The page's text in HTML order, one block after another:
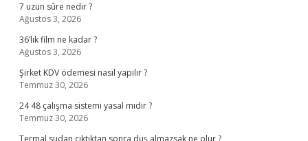
7 uzun sûre nedir ?
Ağustos 3, 2026
36’lık film ne kadar ?
Ağustos 3, 2026
Şirket KDV ödemesi nasıl yapılır ?
Temmuz 30, 2026
24 48 çalışma sistemi yasal mıdır ?
Temmuz 30, 2026
Termal sudan çıktıktan sonra duş almazsak ne olur ?